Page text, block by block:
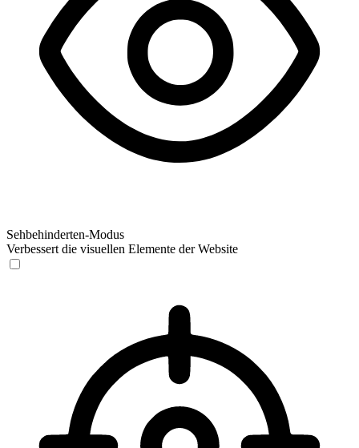
Sehbehinderten-Modus
Verbessert die visuellen Elemente der Website